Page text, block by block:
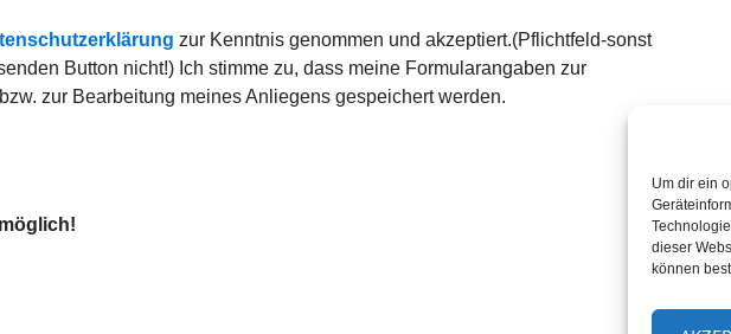
Um dir ein
dieser
können
zur Kenntnis genommen und akzeptiert.(Pflichtfeld-sonst
Button nicht!) Ich stimme zu, dass meine Formularangaben zur
zur Bearbeitung meines Anliegens gespeichert werden.